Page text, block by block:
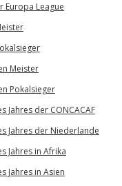
Europa League
Meister
Pokalsieger
Jahres der CONCACAF
Jahres der Niederlande
Jahres in Afrika
Jahres in Asien